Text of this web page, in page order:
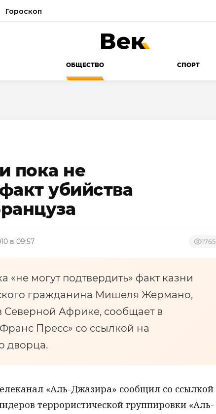
Гороскоп
ОБЩЕСТВО СПОРТ
пока не
убийства
в 09:57 1765
«не могут подтвердить» факт казни
гражданина Мишеля Жермано,
Северной Африке, сообщает в
Пресс» со ссылкой на
дворца.
«Аль-Джазира» сообщил со ссылкой
террористической группировки «Аль-